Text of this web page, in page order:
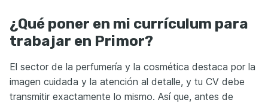
¿Qué poner en mi currículum para
trabajar en Primor?
El sector de la perfumería y la cosmética destaca por la
imagen cuidada y la atención al detalle, y tu CV debe
transmitir exactamente lo mismo. Así que, antes de